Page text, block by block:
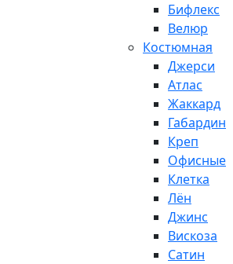
Бифлекс
Велюр
Костюмная
Джерси
Атлас
Жаккард
Габардин
Креп
Офисные
Клетка
Лён
Джинс
Вискоза
Сатин